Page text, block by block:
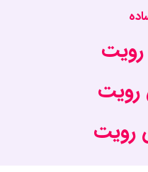
رویت
رویت